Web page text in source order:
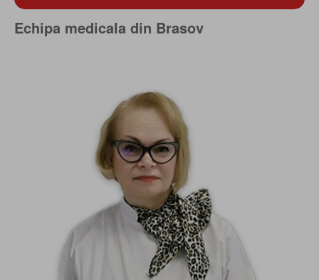
Echipa medicala din Brasov